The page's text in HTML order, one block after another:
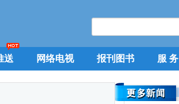
送 网络电视 报刊图书 服 务